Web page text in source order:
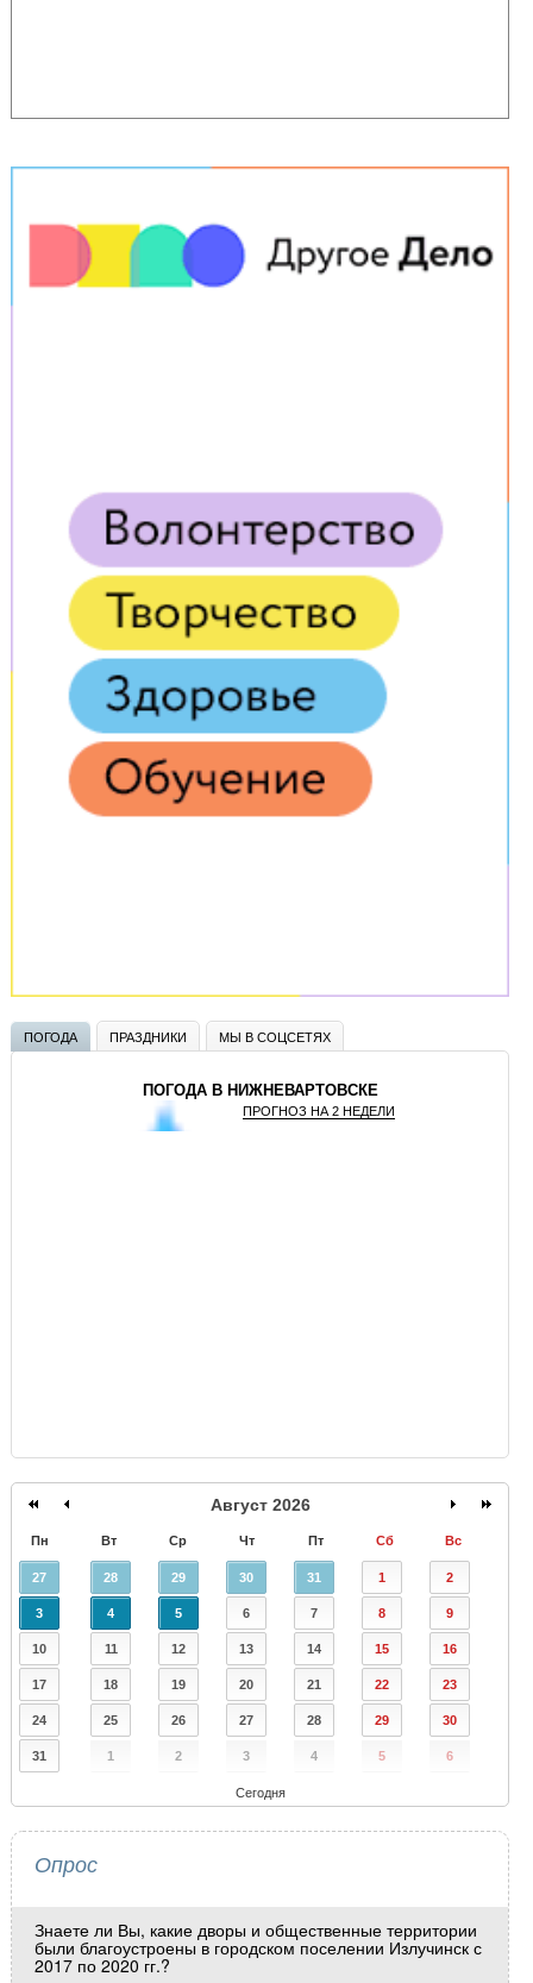
ПОГОДА ПРАЗДНИКИ МЫ В СОЦСЕТЯХ
ПОГОДА В НИЖНЕВАРТОВСКЕ
ПРОГНОЗ НА 2 НЕДЕЛИ
Август 2026
Пн Вт Ср Чт Пт Сб Вс
27 28 29 30 31 1 2
3 4 5 6 7 8 9
10 11 12 13 14 15 16
17 18 19 20 21 22 23
24 25 26 27 28 29 30
31 1 2 3 4 5 6
Сегодня
Опрос
Знаете ли Вы, какие дворы и общественные территории
были благоустроены в городском поселении Излучинск с
2017 по 2020 гг.?